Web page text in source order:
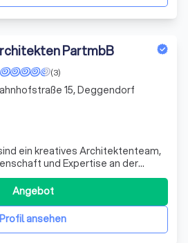
PartmbB
(3)
ein kreatives Architektenteam,
und Expertise an der
arbeitet. Unsere Reise
Daniela Engelmann in Passau, und
einer angesehenen
entwickelt, die
Profil ansehen
Angebot
15, Deggendorf